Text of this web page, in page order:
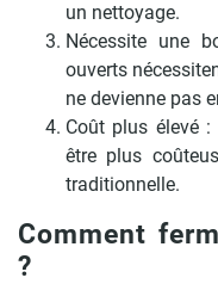
un nettoyage.
Nécessite une
ouverts
ne devienne pas
Coût plus élevé
être plus
traditionnelle.
Comment
?